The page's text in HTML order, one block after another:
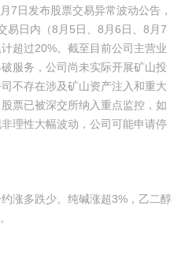
7日发布股票交易异常波动公告，
易日内（8月5日、8月6日、8月7
超过20%。截至目前公司主营业
服务，公司尚未实际开展矿山投
不存在涉及矿山资产注入和重大
票已被深交所纳入重点监控，如
理性大幅波动，公司可能申请停
涨多跌少。纯碱涨超3%，乙二醇